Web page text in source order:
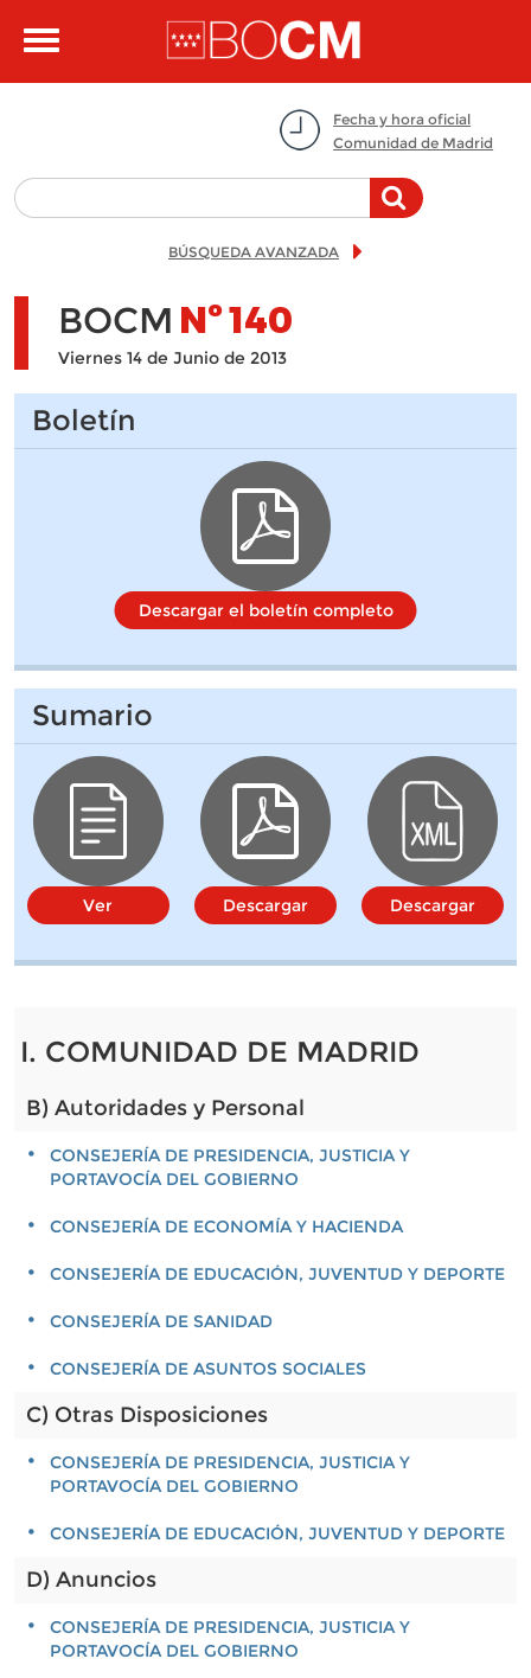
Toggle
Fecha y hora oficial
Comunidad de Madrid
BÚSQUEDA AVANZADA
BOCM Nº140
Viernes 14 de Junio de 2013
Boletín
Descargar el boletín completo
Sumario
Ver Descargar Descargar
I. COMUNIDAD DE MADRID
B) Autoridades y Personal
CONSEJERÍA DE PRESIDENCIA, JUSTICIA Y
PORTAVOCÍA DEL GOBIERNO
CONSEJERÍA DE ECONOMÍA Y HACIENDA
CONSEJERÍA DE EDUCACIÓN, JUVENTUD Y DEPORTE
CONSEJERÍA DE SANIDAD
CONSEJERÍA DE ASUNTOS SOCIALES
C) Otras Disposiciones
CONSEJERÍA DE PRESIDENCIA, JUSTICIA Y
PORTAVOCÍA DEL GOBIERNO
CONSEJERÍA DE EDUCACIÓN, JUVENTUD Y DEPORTE
D) Anuncios
CONSEJERÍA DE PRESIDENCIA, JUSTICIA Y
PORTAVOCÍA DEL GOBIERNO